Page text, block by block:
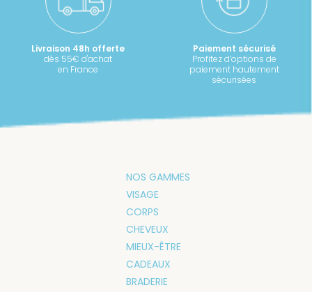
Livraison 48h offerte
dès 55€ d'achat
en France
Paiement sécurisé
Profitez d’options de
paiement hautement
sécurisées
NOS GAMMES
VISAGE
CORPS
CHEVEUX
MIEUX-ÊTRE
CADEAUX
BRADERIE